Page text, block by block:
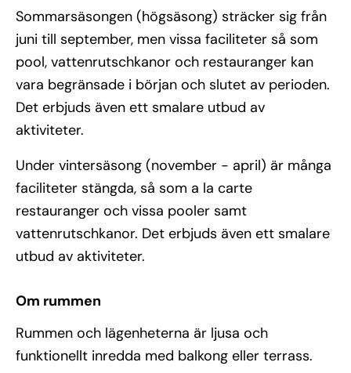
Sommarsäsongen (högsäsong) sträcker sig från
juni till september, men vissa faciliteter så som
pool, vattenrutschkanor och restauranger kan
vara begränsade i början och slutet av perioden.
Det erbjuds även ett smalare utbud av
aktiviteter.
Under vintersäsong (november - april) är många
faciliteter stängda, så som a la carte
restauranger och vissa pooler samt
vattenrutschkanor. Det erbjuds även ett smalare
utbud av aktiviteter.
Om rummen
Rummen och lägenheterna är ljusa och
funktionellt inredda med balkong eller terrass.